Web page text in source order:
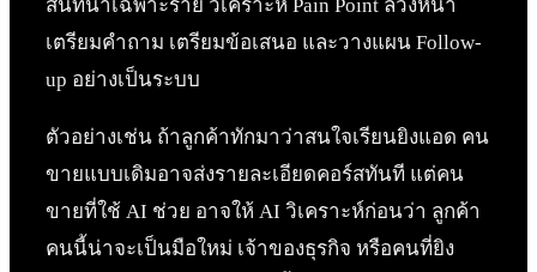
สนทนาเฉพาะราย วิเคราะห์ Pain Point ล่วงหน้า
เตรียมคำถาม เตรียมข้อเสนอ และวางแผน Follow-
up อย่างเป็นระบบ
ตัวอย่างเช่น ถ้าลูกค้าทักมาว่าสนใจเรียนยิงแอด คน
ขายแบบเดิมอาจส่งรายละเอียดคอร์สทันที แต่คน
ขายที่ใช้ AI ช่วย อาจให้ AI วิเคราะห์ก่อนว่า ลูกค้า
คนนี้น่าจะเป็นมือใหม่ เจ้าของธุรกิจ หรือคนที่ยิง